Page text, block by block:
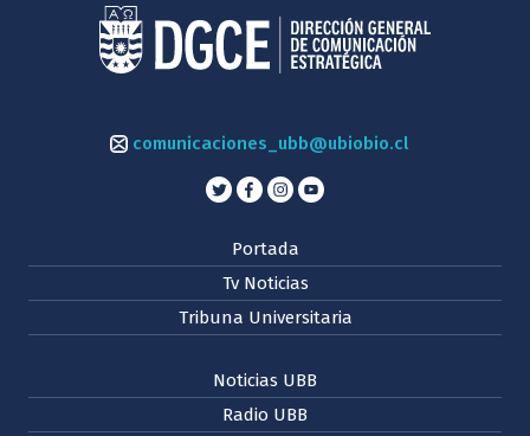
comunicaciones_ubb@ubiobio.cl
Portada
Tv Noticias
Tribuna Universitaria
Noticias UBB
Radio UBB